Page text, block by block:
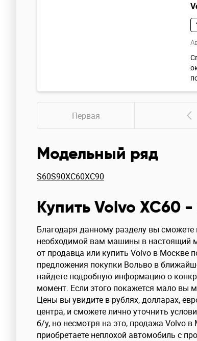
Первая
Модельный ряд
S60S90XC60XC90
Купить Volvo XC60
Благодаря данному разделу вы сможете
необходимой вам машины в настоящий
от продавца или купить Volvo в Москве
предложения покупки Вольво в
найдете подробную информацию о
момент. Если этого покажется мало вы
Цены вы увидите в рублях, долларах,
центра, и сможете лично уточнить
б/у, но несмотря на это, продажа Volvo
приобретаете неплохой автомобиль с